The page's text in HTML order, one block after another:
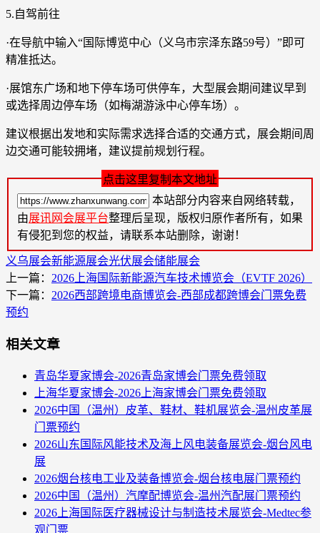
5.自驾前往
·在导航中输入“国际博览中心（义乌市宗泽东路59号）”即可
精准抵达。
·展馆东广场和地下停车场可供停车，大型展会期间建议早到
或选择周边停车场（如梅湖游泳中心停车场）。
建议根据出发地和实际需求选择合适的交通方式，展会期间周
边交通可能较拥堵，建议提前规划行程。
点击这里复制本文地址
本站部分内容来自网络转载，
由展讯网会展平台整理后呈现，版权归原作者所有，如果
有侵犯到您的权益，请联系本站删除，谢谢！
义乌展会新能源展会光伏展会储能展会
上一篇： 2026上海国际新能源汽车技术博览会（EVTF 2026）
下一篇： 2026西部跨境电商博览会-西部成都跨博会门票免费
预约
相关文章
青岛华夏家博会-2026青岛家博会门票免费领取
上海华夏家博会-2026上海家博会门票免费领取
2026中国（温州）皮革、鞋材、鞋机展览会-温州皮革展
门票预约
2026山东国际风能技术及海上风电装备展览会-烟台风电
展
2026烟台核电工业及装备博览会-烟台核电展门票预约
2026中国（温州）汽摩配博览会-温州汽配展门票预约
2026上海国际医疗器械设计与制造技术展览会-Medtec参
观门票